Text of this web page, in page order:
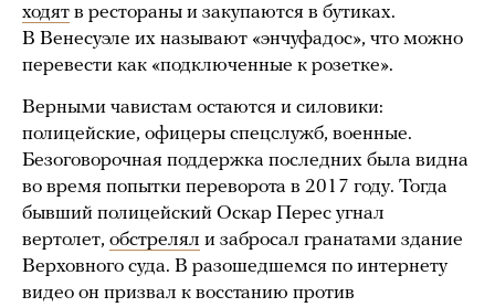
ходят в рестораны и закупаются в бутиках.
В Венесуэле их называют «энчуфадос», что можно
перевести как «подключенные к розетке».
Верными чавистам остаются и силовики:
полицейские, офицеры спецслужб, военные.
Безоговорочная поддержка последних была видна
во время попытки переворота в 2017 году. Тогда
бывший полицейский Оскар Перес угнал
вертолет, обстрелял и забросал гранатами здание
Верховного суда. В разошедшемся по интернету
видео он призвал к восстанию против